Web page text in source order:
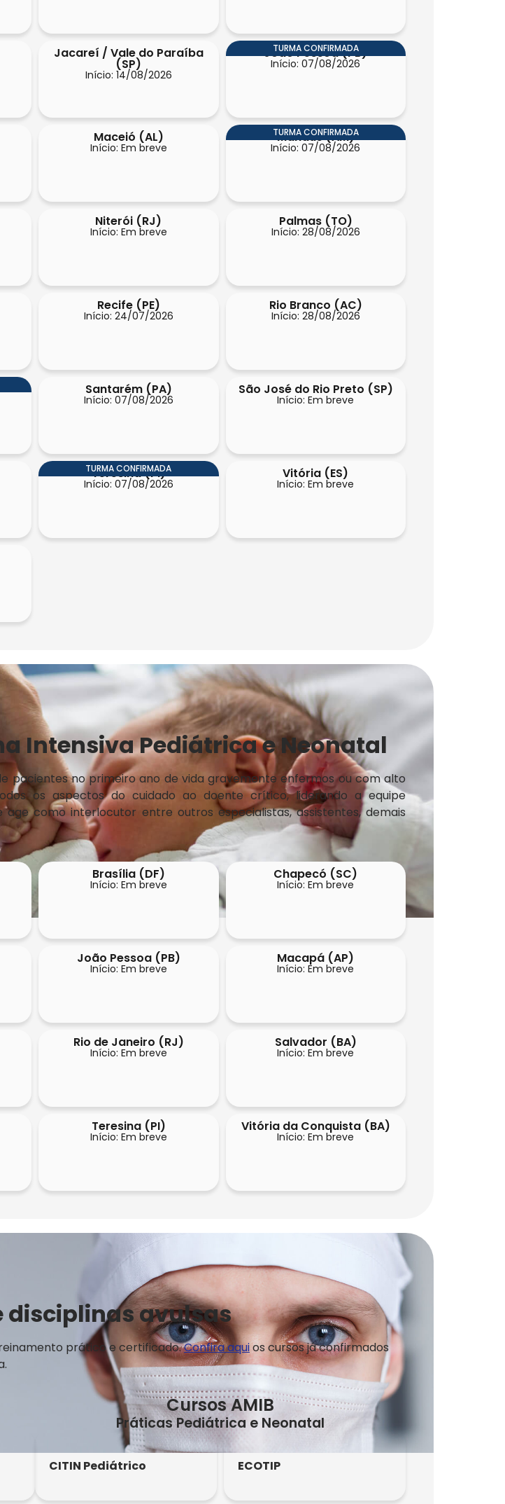
Jacareí / Vale do Paraíba
(SP)
Início: 14/08/2026
João Pessoa (PB)
Início: 07/08/2026
TURMA CONFIRMADA
Maceió (AL)
Início: Em breve
Manaus (AM)
Início: 07/08/2026
TURMA CONFIRMADA
Niterói (RJ)
Início: Em breve
Palmas (TO)
Início: 28/08/2026
Recife (PE)
Início: 24/07/2026
Rio Branco (AC)
Início: 28/08/2026
Santarém (PA)
Início: 07/08/2026
São José do Rio Preto (SP)
Início: Em breve
Teresina (PI)
Início: 07/08/2026
TURMA CONFIRMADA Vitória (ES)
Início: Em breve
Intensiva Pediátrica e Neonatal
pacientes no primeiro ano de vida gravemente enfermos ou com alto
os aspectos do cuidado ao doente crítico, liderando a equipe
como interlocutor entre outros especialistas, assistentes, demais
Brasília (DF)
Início: Em breve
Chapecó (SC)
Início: Em breve
João Pessoa (PB)
Início: Em breve
Macapá (AP)
Início: Em breve
Rio de Janeiro (RJ)
Início: Em breve
Salvador (BA)
Início: Em breve
Teresina (PI)
Início: Em breve
Vitória da Conquista (BA)
Início: Em breve
disciplinas avulsas
prático e certificado.Confira aquios cursos já confirmados
Cursos AMIB
Práticas Pediátrica e Neonatal
CITIN Pediátrico ECOTIP